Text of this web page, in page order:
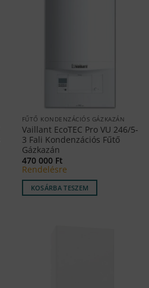
FŰTŐ KONDENZÁCIÓS GÁZKAZÁN
Vaillant EcoTEC Pro VU 246/5-
3 Fali Kondenzációs Fűtő
Gázkazán
470 000 Ft
Rendelésre
KOSÁRBA TESZEM